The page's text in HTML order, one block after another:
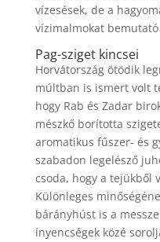
vízesések, de a
vízimalmokat
Pag-sziget kincsei
Horvátország ötödik
múltban is ismert volt
hogy Rab és Zadar
mészkő borította
aromatikus fűszer- és
szabadon legelésző
csoda, hogy a tejükből
Különleges
bárányhúst is a
ínyencségek közé